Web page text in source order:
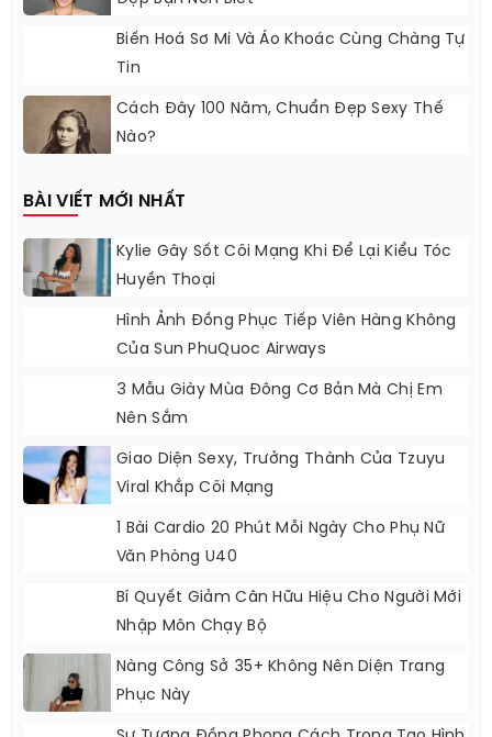
Đẹp Bạn Nên Biết
Biến Hoá Sơ Mi Và Áo Khoác Cùng Chàng Tự
Cách Đây 100 Năm, Chuẩn Đẹp Sexy Thế
BÀI VIẾT MỚI NHẤT
Kylie Gây Sốt Cõi Mạng Khi Để Lại Kiểu Tóc
Huyền Thoại
Hình Ảnh Đồng Phục Tiếp Viên Hàng Không
Của Sun PhuQuoc Airways
3 Mẫu Giày Mùa Đông Cơ Bản Mà Chị Em
Giao Diện Sexy, Trưởng Thành Của Tzuyu
Viral Khắp Cõi Mạng
1 Bài Cardio 20 Phút Mỗi Ngày Cho Phụ Nữ
Văn Phòng U40
Bí Quyết Giảm Cân Hữu Hiệu Cho Người Mới
Nhập Môn Chạy Bộ
Nàng Công Sở 35+ Không Nên Diện Trang
Phục Này